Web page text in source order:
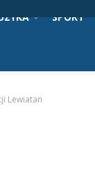
SPORT
Lewiatan